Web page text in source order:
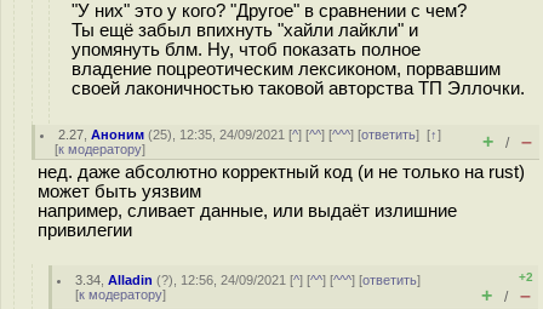
"У них" это у кого? "Другое" в сравнении с чем?
Ты ещё забыл впихнуть "хайли лайкли" и
упомянуть блм. Ну, чтоб показать полное
владение поцреотическим лексиконом, порвавшим
своей лаконичностью таковой авторства ТП Эллочки.
2.27 ,Аноним (25), 12:35, 24/09/2021 [^] [^^] [^^^] [ответить][↑]
[к модератору] + / –
нед. даже абсолютно корректный код (и не только на rust)
может быть уязвим
например, сливает данные, или выдаёт излишние
привилегии
3.34 ,Alladin (?), 12:56, 24/09/2021 [^] [^^] [^^^] [ответить]
[к модератору]
+2
+ / –